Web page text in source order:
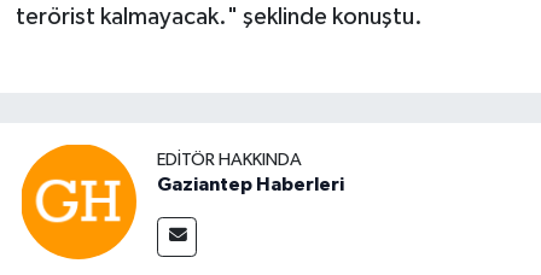
terörist kalmayacak." şeklinde konuştu.
EDITÖR HAKKINDA
Gaziantep Haberleri